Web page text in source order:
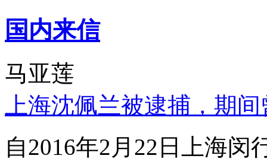
国内来信
马亚莲
上海沈佩兰被逮捕，期
自2016年2月22日上海